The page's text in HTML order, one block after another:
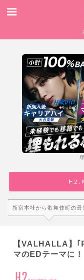
新宿本社から歌舞伎町の最
【VALHALLA】｢
マのEDテーマに！